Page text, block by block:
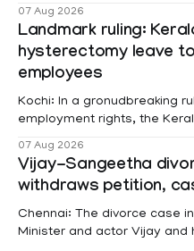
07 Aug 2026
Landmark ruling:
hysterectomy leave
employees
Kochi: In a gronudbreaking
employment rights, the
projects are eligible for paid
hysterectomy surgery under
(KSR). The court noted that since essential benefits like
maternity
07 Aug 2026
Vijay-Sangeetha
withdraws petition,
Chennai: The divorce case
Minister and actor Vijay and